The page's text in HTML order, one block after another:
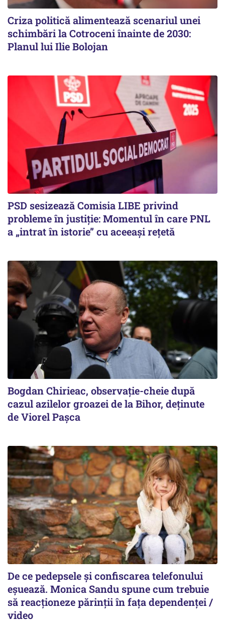
Criza politică alimentează scenariul unei
schimbări la Cotroceni înainte de 2030:
Planul lui Ilie Bolojan
PSD sesizează Comisia LIBE privind
probleme în justiție: Momentul în care PNL
a „intrat în istorie” cu aceeași rețetă
Bogdan Chirieac, observație-cheie după
cazul azilelor groazei de la Bihor, deținute
de Viorel Pașca
De ce pedepsele și confiscarea telefonului
eșuează. Monica Sandu spune cum trebuie
să reacționeze părinții în fața dependenței /
video